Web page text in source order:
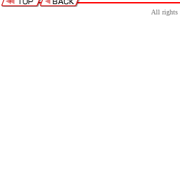
All rights